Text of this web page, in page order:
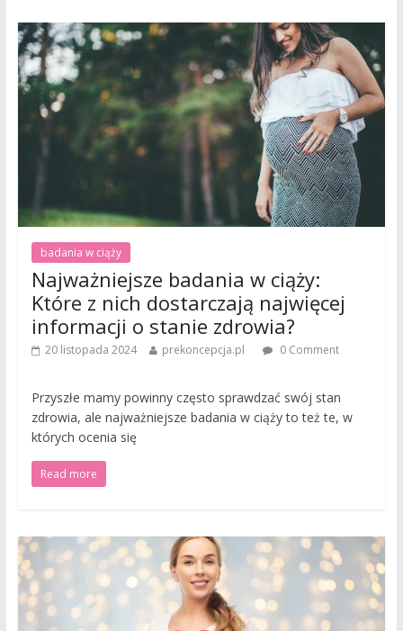
badania w ciąży
Najważniejsze badania w ciąży:
Które z nich dostarczają najwięcej
informacji o stanie zdrowia?
20 listopada 2024 prekoncepcja.pl 0 Comment
Przyszłe mamy powinny często sprawdzać swój stan
zdrowia, ale najważniejsze badania w ciąży to też te, w
których ocenia się
Read more